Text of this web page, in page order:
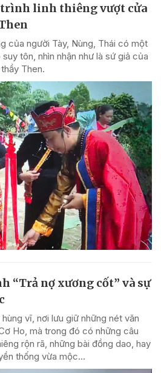
trình linh thiêng vượt cửa
của người Tày, Nùng, Thái có một
tôn, nhìn nhận như là sứ giả của
Then.
“Trả nợ xương cốt” và sự
vĩ, nơi lưu giữ những nét văn
Ho, mà trong đó có những câu
rộn rã, những bài đồng dao, hay
thống vừa mộc...